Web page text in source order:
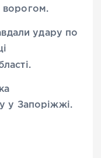
ворогом.
удару по
у Запоріжжі.